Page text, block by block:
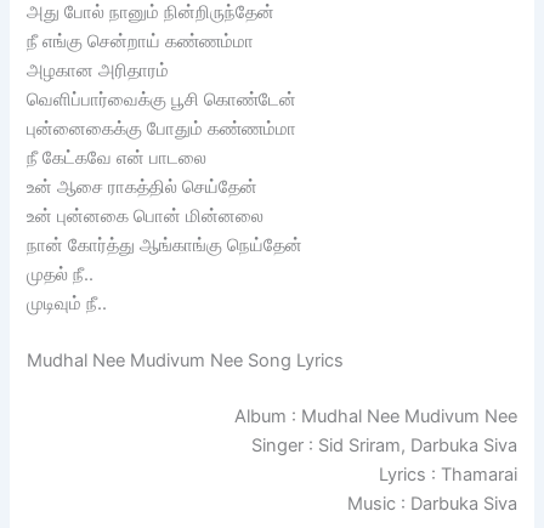
அது போல் நானும் நின்றிருந்தேன்
நீ எங்கு சென்றாய் கண்ணம்மா
அழகான அரிதாரம்
வெளிப்பார்வைக்கு பூசி கொண்டேன்
புன்னைகைக்கு போதும் கண்ணம்மா
நீ கேட்கவே என் பாடலை
உன் ஆசை ராகத்தில் செய்தேன்
உன் புன்னகை பொன் மின்னலை
நான் கோர்த்து ஆங்காங்கு நெய்தேன்
முதல் நீ..
முடிவும் நீ..
Mudhal Nee Mudivum Nee Song Lyrics
Album : Mudhal Nee Mudivum Nee
Singer : Sid Sriram, Darbuka Siva
Lyrics : Thamarai
Music : Darbuka Siva